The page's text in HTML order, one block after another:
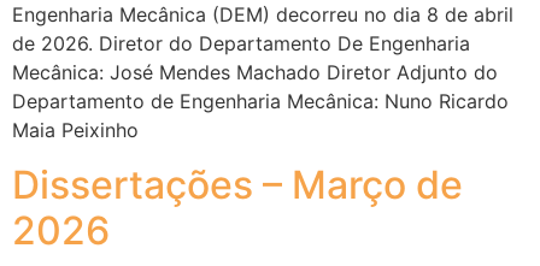
Engenharia Mecânica (DEM) decorreu no dia 8 de abril
de 2026. Diretor do Departamento De Engenharia
Mecânica: José Mendes Machado Diretor Adjunto do
Departamento de Engenharia Mecânica: Nuno Ricardo
Maia Peixinho
Dissertações – Março de
2026